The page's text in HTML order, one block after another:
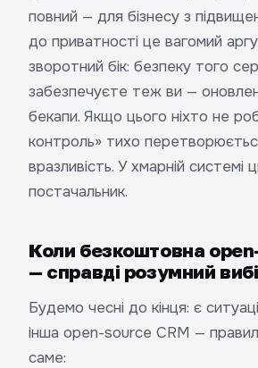
повний — для бізнесу з
до приватності це вагомий
зворотний бік: безпеку того
забезпечуєте теж ви —
бекапи. Якщо цього ніхто не
контроль» тихо
вразливість. У хмарній системі
постачальник.
Коли безкоштовна
— справді розумний
Будемо чесні до кінця: є
інша open-source CRM —
саме: